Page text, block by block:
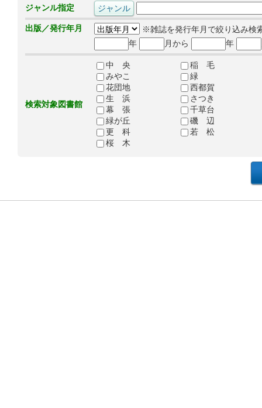
ジャンル指定
出版／発行年月
※雑誌を発行年月で絞り込み検
年
月から 年
検索対象図書館
中 央
稲 毛
みやこ
緑
花団地
西都賀
生 浜
さつき
幕 張
千草台
緑が丘
磯 辺
更 科
若 松
桜 木